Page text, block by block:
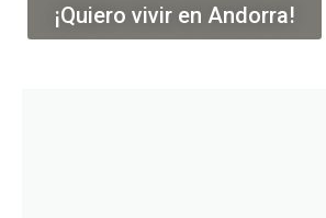
¡Quiero vivir en Andorra!